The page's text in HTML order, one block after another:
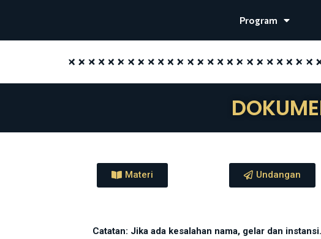
Program
Materi Undangan
Catatan: Jika ada kesalahan nama, gelar dan